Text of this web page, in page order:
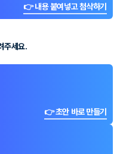
👉 내용 붙여넣고 첨삭하기
주세요.
👉 초안 바로 만들기